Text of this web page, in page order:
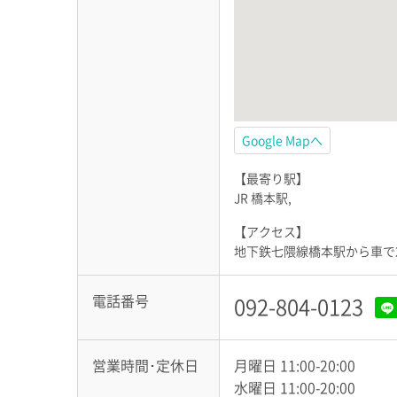
Google Mapへ
【最寄り駅】
JR 橋本駅
【アクセス】
地下鉄七隈線橋本駅から車
電話番号 092-804-0123
営業時間･定休日
月曜日 11:00-20:00
水曜日 11:00-20:00